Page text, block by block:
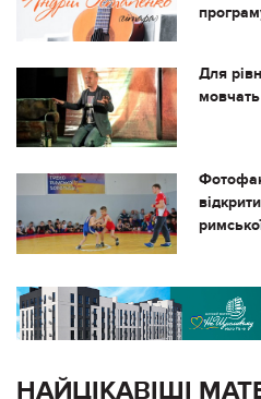
Для
НАЙЦІКАВІШІ